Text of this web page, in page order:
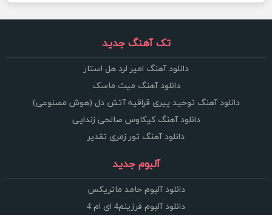
تک آهنگ جدید
دانلود آهنگ امیر لرد هل استار
دانلود آهنگ میث ماسک
دانلود آهنگ توحید پیری قراقیه آتش دل (هوش مصنوعی)
دانلود آهنگ کیکاوس صالحی زندایی
دانلود آهنگ تور زمری تقدیر
آلبوم جدید
دانلود آلبوم حامد ماتریکس
دانلود آلبوم فرزینم4 ای ام 4